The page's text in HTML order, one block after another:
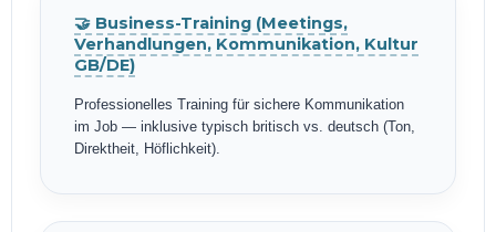
🤝 Business-Training (Meetings,
Verhandlungen, Kommunikation, Kultur
GB/DE)
Professionelles Training für sichere Kommunikation
im Job — inklusive typisch britisch vs. deutsch (Ton,
Direktheit, Höflichkeit).